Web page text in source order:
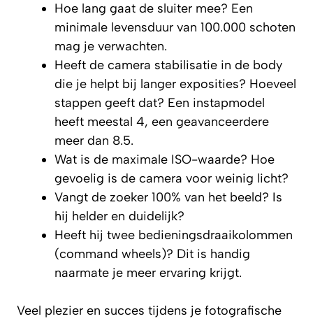
Hoe lang gaat de sluiter mee? Een
minimale levensduur van 100.000 schoten
mag je verwachten.
Heeft de camera stabilisatie in de body
die je helpt bij langer exposities? Hoeveel
stappen geeft dat? Een instapmodel
heeft meestal 4, een geavanceerdere
meer dan 8.5.
Wat is de maximale ISO-waarde? Hoe
gevoelig is de camera voor weinig licht?
Vangt de zoeker 100% van het beeld? Is
hij helder en duidelijk?
Heeft hij twee bedieningsdraaikolommen
(command wheels)? Dit is handig
naarmate je meer ervaring krijgt.
Veel plezier en succes tijdens je fotografische